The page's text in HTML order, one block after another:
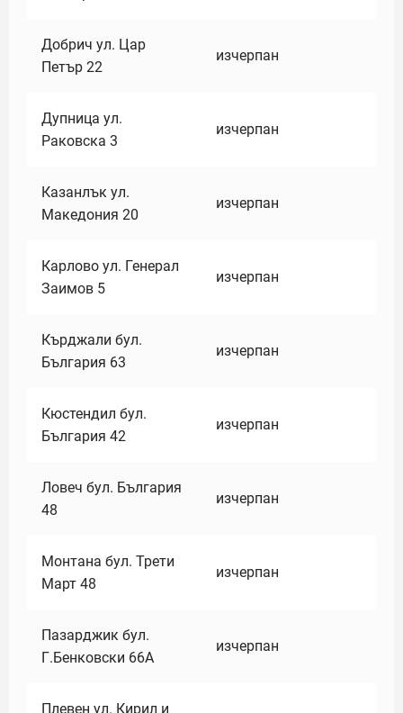
Добрич ул. Цар
Петър 22
изчерпан
Дупница ул.
Раковска 3
изчерпан
Казанлък ул.
Македония 20
изчерпан
Карлово ул. Генерал
Заимов 5
изчерпан
Кърджали бул.
България 63
изчерпан
Кюстендил бул.
България 42
изчерпан
Ловеч бул. България
48
изчерпан
Монтана бул. Трети
Март 48
изчерпан
Пазарджик бул.
Г.Бенковски 66А
изчерпан
Плевен ул. Кирил и